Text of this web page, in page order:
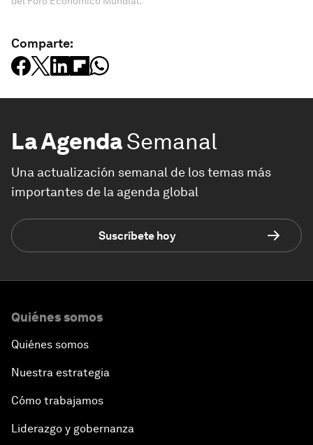
Comparte:
La AgendaSemanal
Una actualización semanal de los temas más
importantes de la agenda global
Suscríbete hoy
Quiénes somos
Quiénes somos
Nuestra estrategia
Cómo trabajamos
Liderazgo y gobernanza